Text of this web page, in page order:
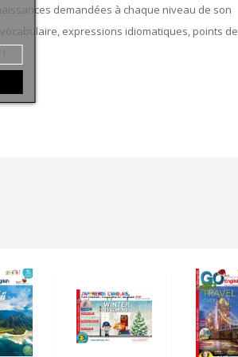
demandées à chaque niveau de son
expressions idiomatiques, points de